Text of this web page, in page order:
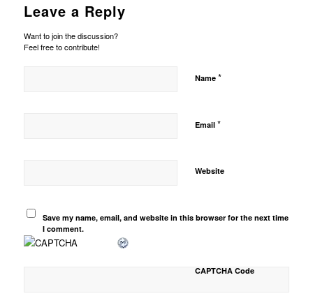
Leave a Reply
Want to join the discussion?
Feel free to contribute!
Name *
Email *
Website
Save my name, email, and website in this browser for the next time
I comment.
CAPTCHA Code